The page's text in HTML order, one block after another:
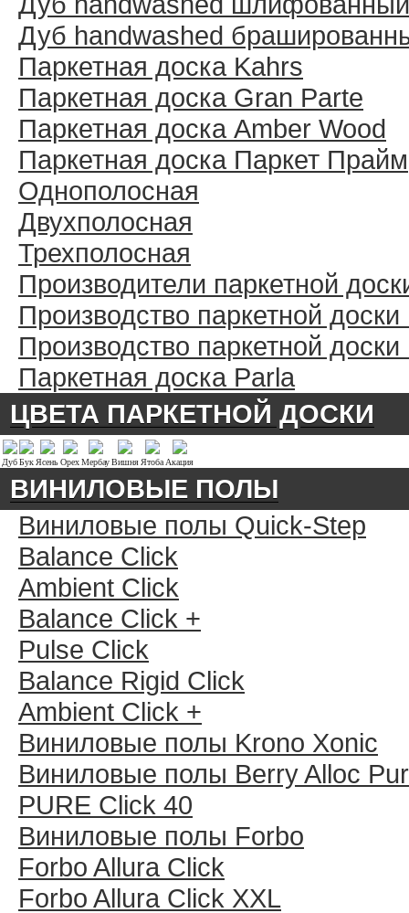
Дуб handwashed
Паркетная доска Kahrs
Паркетная доска Gran Parte
Паркетная доска Amber Wood
Паркетная доска Паркет Прайм
Однополосная
Двухполосная
Трехполосная
Производители паркетной
Производство паркетной
Производство паркетной
Паркетная доска Parla
ЦВЕТА ПАРКЕТНОЙ ДОСКИ
ДубБук ЯсеньОрехМербауВишня Ятоба Акация
ВИНИЛОВЫЕ ПОЛЫ
Виниловые полы Quick-Step
Balance Click
Ambient Click
Balance Click +
Pulse Click
Balance Rigid Click
Ambient Click +
Виниловые полы Krono Xonic
Виниловые полы Berry Alloc
PURE Click 40
Виниловые полы Forbo
Forbo Allura Click
Forbo Allura Click XXL